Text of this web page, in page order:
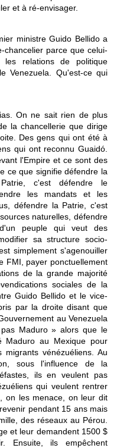
et à ré-envisager.
ministre Guido Bellido a
chancelier parce que celui-
les relations de politique
Venezuela. Qu'est-ce qui
On ne sait rien de plus
la chancellerie que dirige
Des gens qui ont été à
qui ont reconnu Guaidó.
l'Empire et ce sont des
ce que signifie défendre la
c'est défendre le
les mandats et les
défendre la Patrie, c'est
naturelles, défendre
peuple qui veut des
sa structure socio-
simplement s'agenouiller
FMI, payer ponctuellement
de la grande majorité
sociales de la
Guido Bellido et le vice-
par la droite disant que
au Venezuela
Maduro » alors que le
Maduro au Mexique pour
vénézuéliens. Au
sous l'influence de la
ils en veulent pas
qui veulent rentrer
on les menace, on leur dit
pendant 15 ans mais
des réseaux au Pérou.
et leur demandent 1500 $
Ensuite, ils empêchent